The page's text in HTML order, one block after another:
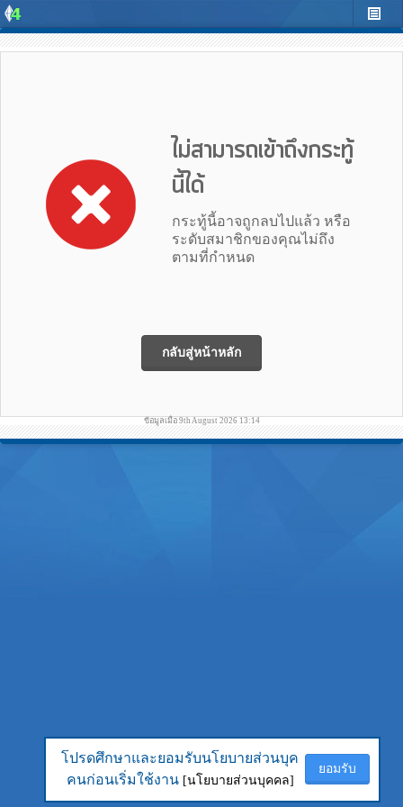
โปรดศึกษาและยอมรับนโยบายส่วนบุค
คนก่อนเริ่มใช้งาน [นโยบายส่วนบุคคล]
ยอมรับ
ไม่สามารถเข้าถึงกระทู้
นี้ได้
กระทู้นี้อาจถูกลบไปแล้ว หรือ
ระดับสมาชิกของคุณไม่ถึง
ตามที่กำหนด
กลับสู่หน้าหลัก
ข้อมูลเมื่อ 9th August 2026 13:14
โปรดศึกษาและยอมรับนโยบายส่วนบุค
คนก่อนเริ่มใช้งาน [นโยบายส่วนบุคคล]
ยอมรับ